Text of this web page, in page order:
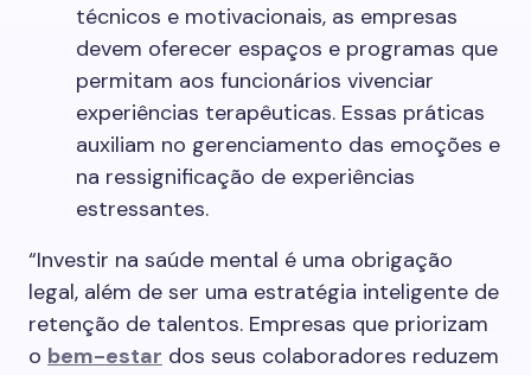
técnicos e motivacionais, as empresas
devem oferecer espaços e programas que
permitam aos funcionários vivenciar
experiências terapêuticas. Essas práticas
auxiliam no gerenciamento das emoções e
na ressignificação de experiências
estressantes.
“Investir na saúde mental é uma obrigação
legal, além de ser uma estratégia inteligente de
retenção de talentos. Empresas que priorizam
o bem-estar dos seus colaboradores reduzem